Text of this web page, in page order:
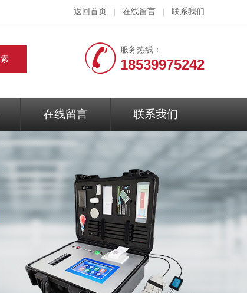
返回首页 在线留言 联系我们
服务热线：
18539975242
在线留言 联系我们